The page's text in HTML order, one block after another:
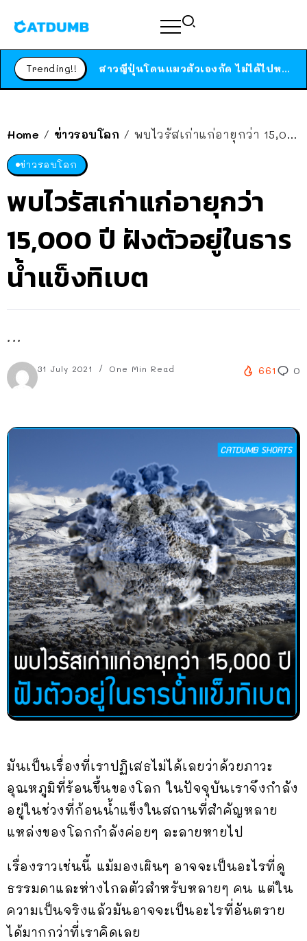
Trending!! ได้เวลาเด็กหนวดรวมตัว RF Online Next เปิดให้เล่นแล้ว เกม Sci-Fi MMORPG ระดับตำนาน เล่นได้ทั้งมือถือและ PC
Home / ข่าวรอบโลก / พบไวรัสเก่าแก่อายุกว่า 15,000 ปี ฝังตัวอยู่ในธารน้ำแข็งทิเบต
ข่าวรอบโลก
พบไวรัสเก่าแก่อายุกว่า
15,000 ปี ฝังตัวอยู่ในธาร
น้ำแข็งทิเบต
...
31 July 2021 One Min Read 661 0
มันเป็นเรื่องที่เราปฏิเสธไม่ได้เลยว่าด้วยภาวะ
อุณหภูมิที่ร้อนขึ้นของโลก ในปัจจุบันเราจึงกำลัง
อยู่ในช่วงที่ก้อนน้ำแข็งในสถานที่สำคัญหลาย
แหล่งของโลกกำลังค่อยๆ ละลายหายไป
เรื่องราวเช่นนี้ แม้มองเผินๆ อาจจะเป็นอะไรที่ดู
ธรรมดาและห่างไกลตัวสำหรับหลายๆ คน แต่ใน
ความเป็นจริงแล้วมันอาจจะเป็นอะไรที่อันตราย
ได้มากกว่าที่เราคิดเลย